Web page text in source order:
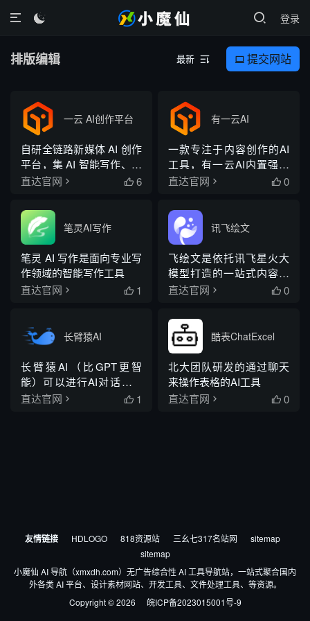
登录

排版编辑 最新   提交网站
一云 AI创作平台
自研全链路新媒体 AI 创作
平台，集 AI 智能写作、一
键排版、热点挖掘、多平
直达官网  6
有一云AI
一款专注于内容创作的AI
工具，有一云AI内置强大
的AI大模型，提供一键排
功能，帮助用户快速生成
高质量的公众号文章。
直达官网  0
笔灵AI写作
笔灵 AI 写作是面向专业写
作领域的智能写作工具
直达官网  1
讯飞绘文
飞绘文是依托讯飞星火大
模型打造的一站式内容运
营工作台，整合选题、写
发布、数据分析全流程能
力
直达官网  0
长臂猿AI
长臂猿AI（比GPT更智
能）可以进行AI对话、AI
创作、AI绘画、AI训练，
直达官网  1
酷表ChatExcel
北大团队研发的通过聊天
来操作表格的AI工具
直达官网  0
友情链接 HDLOGO 818资源站 三幺七317名站网
sitemap
sitemap
小魔仙 AI 导航（xmxdh.com）无广告综合性 AI 工具导航站，一站式聚合国内
外各类 AI 平台、设计素材网站、开发工具、文件处理工具、等资源。
Copyright © 2026
皖ICP备2023015001号-9